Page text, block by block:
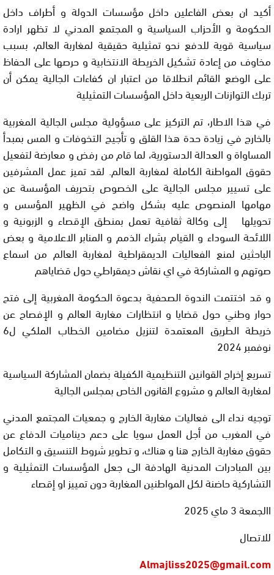
أكيد ان بعض الفاعلين داخل مؤسسات الدولة و أطراف داخل
الحكومة و الأحزاب السياسية و المجتمع المدني لا تظهر ارادة
سياسية قوية للدفع نحو تمثيلية حقيقية لمغاربة العالم، بسبب
مخاوف من إعادة تشكيل الخريطة الانتخابية و حرصها على الحفاظ
على الوضع القائم انطلاقا من اعتبار ان كفاءات الجالية يمكن أن
تربك التوازنات الريعية داخل المؤسسات التمثيلية
في هذا الاطار، تم التركيز على مسؤولية مجلس الجالية المغربية
بالخارج في زيادة حدة هذا القلق و تأجيج التخوفات و المس بمبدأ
المساواة و العدالة الدستورية، لما قام من رفض و معارضة لتفعيل
حقوق المواطنة الكاملة لمغاربة العالم. لقد تميز عمل المشرفين
على تسيير مجلس الجالية على الخصوص بتحريف المؤسسة عن
مهامها المنصوص عليه بشكل واضح في الظهير المؤسس و
تحويلها إلى وكالة ثقافية تعمل بمنطق الإقصاء و الزبونية و
اللائحة السوداء و القيام بشراء الذمم و المنابر الاعلامية و بعض
الباحثين لمنع الفعاليات الديمقراطية لمغاربة العالم من اسماع
صوتهم و المشاركة في اي نقاش ديمقراطي حول قضاياهم
و قد اختتمت الندوة الصحفية بدعوة الحكومة المغربية إلى فتح
حوار وطني حول قضايا و انتظارات مغاربة العالم و الإفصاح عن
خريطة الطريق المعتمدة لتنزيل مضامين الخطاب الملكي ل6
نوفمبر 2024
تسريع إخراج القوانين التنظيمية الكفيلة بضمان المشاركة السياسية
لمغاربة العالم و مشروع القانون الخاص بمجلس الجالية
توجيه نداء الى فعاليات مغاربة الخارج و جمعيات المجتمع المدني
في المغرب من أجل العمل سويا على دعم ديناميات الدفاع عن
حقوق مغاربة الخارج هنا و هناك، و تطوير شروط التنسيق و التكامل
بين المبادرات المدنية الهادفة الى جعل المؤسسات التمثيلية و
التشاركية حاضنة لكل المواطنين المغاربة دون تمييز او إقصاء
االجمعة 3 ماي 2025
للاتصال
Almajliss2025@gmail.com